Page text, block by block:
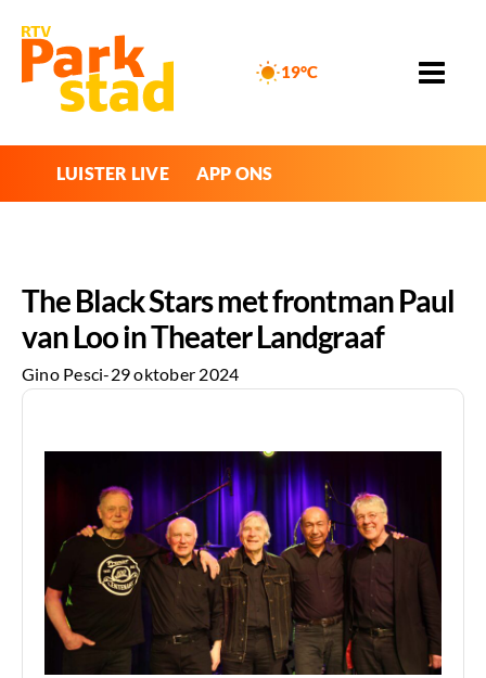
19°C
LUISTER LIVE APP ONS
The Black Stars met frontman Paul
van Loo in Theater Landgraaf
Gino Pesci-29 oktober 2024